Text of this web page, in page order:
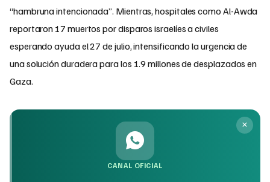
“hambruna intencionada”. Mientras, hospitales como Al-Awda
reportaron 17 muertos por disparos israelíes a civiles
esperando ayuda el 27 de julio, intensificando la urgencia de
una solución duradera para los 1.9 millones de desplazados en
Gaza.
CANAL OFICIAL